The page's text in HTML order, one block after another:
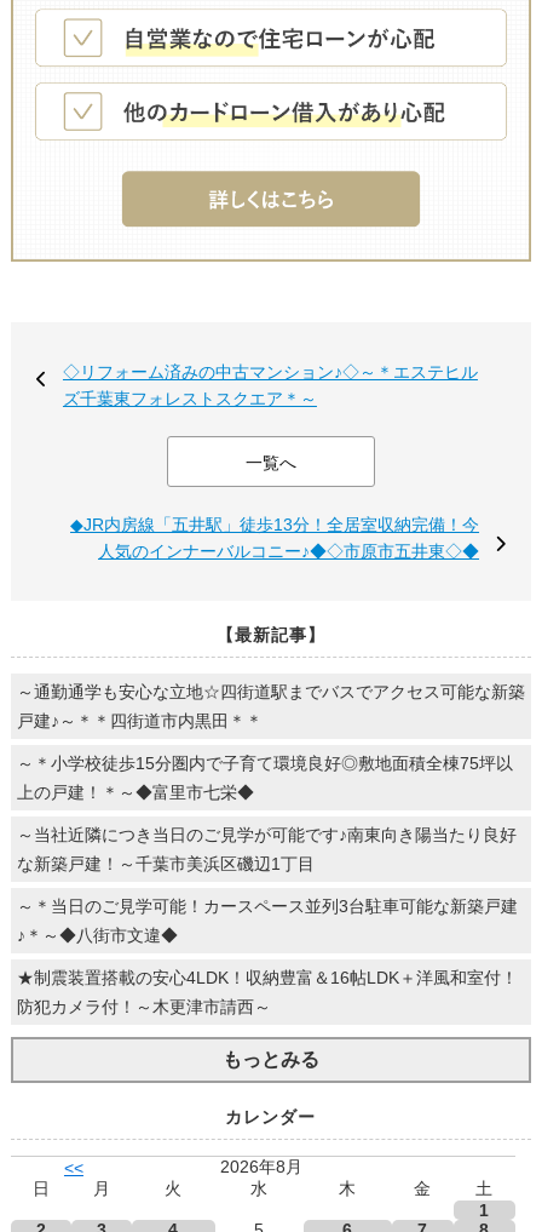
◇リフォーム済みの中古マンション♪◇～＊エステヒル
ズ千葉東フォレストスクエア＊～
一覧へ
◆JR内房線「五井駅」徒歩13分！全居室収納完備！今
人気のインナーバルコニー♪◆◇市原市五井東◇◆
【最新記事】
～通勤通学も安心な立地☆四街道駅までバスでアクセス可能な新築
戸建♪～＊＊四街道市内黒田＊＊
～＊小学校徒歩15分圏内で子育て環境良好◎敷地面積全棟75坪以
上の戸建！＊～◆富里市七栄◆
～当社近隣につき当日のご見学が可能です♪南東向き陽当たり良好
な新築戸建！～千葉市美浜区磯辺1丁目
～＊当日のご見学可能！カースペース並列3台駐車可能な新築戸建
♪＊～◆八街市文違◆
★制震装置搭載の安心4LDK！収納豊富＆16帖LDK＋洋風和室付！
防犯カメラ付！～木更津市請西～
もっとみる
カレンダー
<<
2026年8月
日
月 火 水 木 金
土
1